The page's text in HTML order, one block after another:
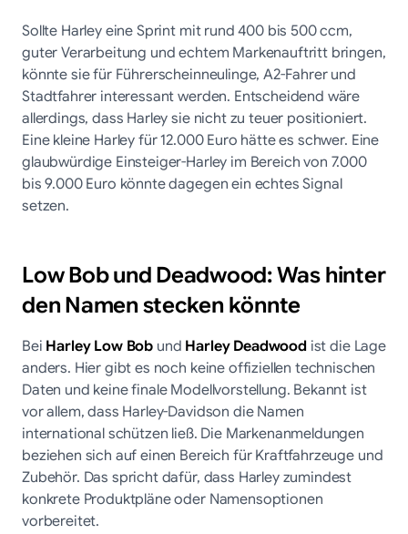
Sollte Harley eine Sprint mit rund 400 bis 500 ccm,
guter Verarbeitung und echtem Markenauftritt bringen,
könnte sie für Führerscheinneulinge, A2-Fahrer und
Stadtfahrer interessant werden. Entscheidend wäre
allerdings, dass Harley sie nicht zu teuer positioniert.
Eine kleine Harley für 12.000 Euro hätte es schwer. Eine
glaubwürdige Einsteiger-Harley im Bereich von 7.000
bis 9.000 Euro könnte dagegen ein echtes Signal
setzen.
Low Bob und Deadwood: Was hinter
den Namen stecken könnte
BeiHarley Low BobundHarley Deadwoodist die Lage
anders. Hier gibt es noch keine offiziellen technischen
Daten und keine finale Modellvorstellung. Bekannt ist
vor allem, dass Harley-Davidson die Namen
international schützen ließ. Die Markenanmeldungen
beziehen sich auf einen Bereich für Kraftfahrzeuge und
Zubehör. Das spricht dafür, dass Harley zumindest
konkrete Produktpläne oder Namensoptionen
vorbereitet.